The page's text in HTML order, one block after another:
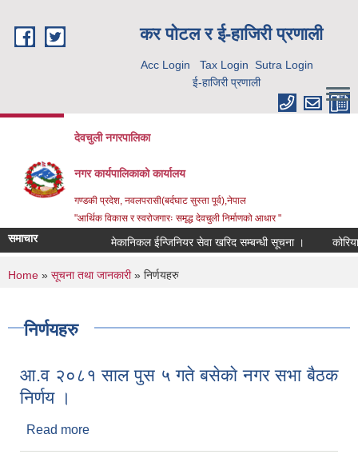
कर पाेटल र ई-हाजिरी प्रणाली
Acc Login Tax Login Sutra Login
ई-हाजिरी प्रणाली
देवचुली नगरपालिका
नगर कार्यपालिकाको कार्यालय
गण्डकी प्रदेश, नवलपरासी(बर्दघाट सुस्ता पूर्व),नेपाल
"आर्थिक विकास र स्वरोजगारः समृद्ध देवचुली निर्माणको आधार "
समाचार मेकानिकल ईन्जिनियर सेवा खरिद सम्बन्धी सूचना ।
You are here
Home » सूचना तथा जानकारी» निर्णयहरु
निर्णयहरु
आ.व २०८१ साल पुस ५ गते बसेकाे नगर सभा बैठक
निर्णय ।
Read more